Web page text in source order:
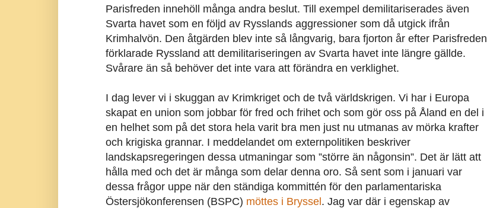
Parisfreden innehöll många andra beslut. Till exempel demilitariserades även
Svarta havet som en följd av Rysslands aggressioner som då utgick ifrån
Krimhalvön. Den åtgärden blev inte så långvarig, bara fjorton år efter Parisfreden
förklarade Ryssland att demilitariseringen av Svarta havet inte längre gällde.
Svårare än så behöver det inte vara att förändra en verklighet.
I dag lever vi i skuggan av Krimkriget och de två världskrigen. Vi har i Europa
skapat en union som jobbar för fred och frihet och som gör oss på Åland en del i
en helhet som på det stora hela varit bra men just nu utmanas av mörka krafter
och krigiska grannar. I meddelandet om externpolitiken beskriver
landskapsregeringen dessa utmaningar som ”större än någonsin”. Det är lätt att
hålla med och det är många som delar denna oro. Så sent som i januari var
dessa frågor uppe när den ständiga kommittén för den parlamentariska
Östersjökonferensen (BSPC) möttes i Bryssel. Jag var där i egenskap av